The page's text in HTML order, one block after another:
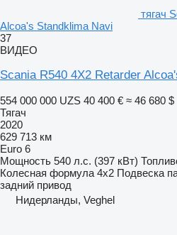
тягач
Alcoa's Standklima Navi
37
ВИДЕО
Scania R540 4X2 Retarder
554 000 000 UZS 40 400 € ≈ 46 680 $
Тягач
2020
629 713 км
Euro 6
Мощность 540 л.с. (397 кВт)
Колесная формула 4x2 Подвеска
задний привод
Нидерланды, Veghel